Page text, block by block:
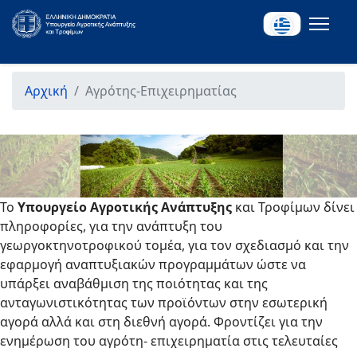
Αρχική Αγρότης-Επιχειρηματίας
Το Υπουργείο Αγροτικής Ανάπτυξης και Τροφίμων δίνει
πληροφορίες, για την ανάπτυξη του
γεωργοκτηνοτροφικού τομέα, για τον σχεδιασμό και την
εφαρμογή αναπτυξιακών προγραμμάτων ώστε να
υπάρξει αναβάθμιση της ποιότητας και της
ανταγωνιστικότητας των προϊόντων στην εσωτερική
αγορά αλλά και στη διεθνή αγορά. Φροντίζει για την
ενημέρωση του αγρότη- επιχειρηματία στις τελευταίες